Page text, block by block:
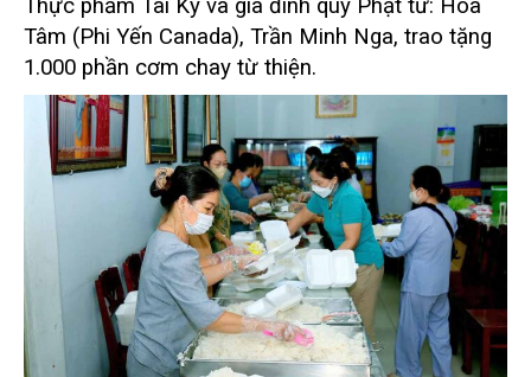
Thực phẩm Tài Ký và gia đình quý Phật tử: Hoa
Tâm (Phi Yến Canada), Trần Minh Nga, trao tặng
1.000 phần cơm chay từ thiện.